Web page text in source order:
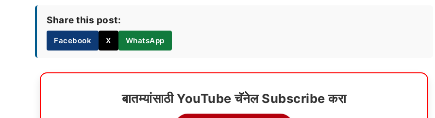
Share this post:
Facebook X WhatsApp
बातम्यांसाठी YouTube चॅनेल Subscribe करा